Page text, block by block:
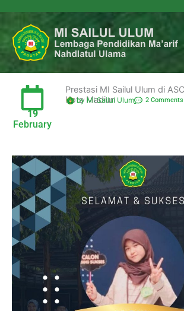
19
February
Prestasi MI Sailul Ulum di
Kota Madiun
by MI Sailul Ulum 2 Comments